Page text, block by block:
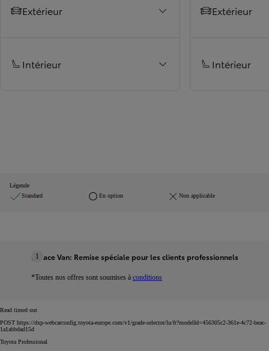
Extérieur
Intérieur
Extérieur
Intérieur
Légende
Standard
En option Non applicable
1
Proace Van: Remise spéciale pour les clients professionnels
*Toutes nos offres sont soumises à conditions
Read timed out
POST https://dxp-webcarconfig.toyota-europe.com/v1/grade-selector/lu/fr?modelId=456305c2-361e-4c72-beac-
1a1abbdad15d
Toyota Professional